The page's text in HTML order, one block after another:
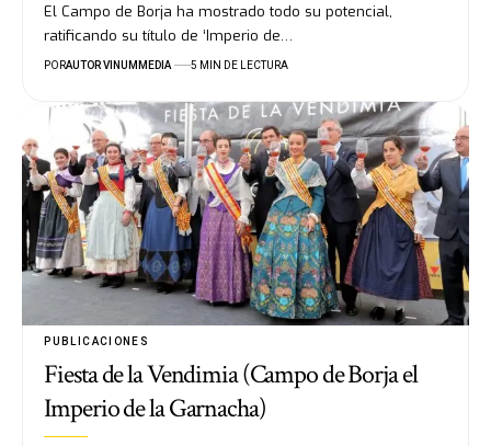
El Campo de Borja ha mostrado todo su potencial,
ratificando su título de ‘Imperio de…
PORAUTOR VINUMMEDIA 5 MIN DE LECTURA
PUBLICACIONES
Fiesta de la Vendimia (Campo de Borja el
Imperio de la Garnacha)